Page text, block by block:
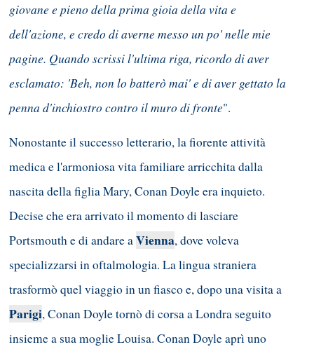
giovane e pieno della prima gioia della vita e
dell'azione, e credo di averne messo un po' nelle mie
pagine. Quando scrissi l'ultima riga, ricordo di aver
esclamato: 'Beh, non lo batterò mai' e di aver gettato la
penna d'inchiostro contro il muro di fronte".
Nonostante il successo letterario, la fiorente attività
medica e l'armoniosa vita familiare arricchita dalla
nascita della figlia Mary, Conan Doyle era inquieto.
Decise che era arrivato il momento di lasciare
Portsmouth e di andare aVienna, dove voleva
specializzarsi in oftalmologia. La lingua straniera
trasformò quel viaggio in un fiasco e, dopo una visita a
Parigi, Conan Doyle tornò di corsa a Londra seguito
insieme a sua moglie Louisa. Conan Doyle aprì uno